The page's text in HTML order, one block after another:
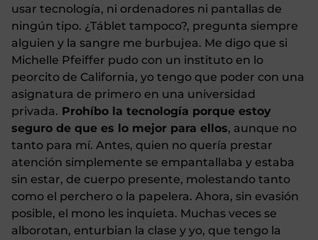
usar tecnología, ni ordenadores ni pantallas de
ningún tipo. ¿Táblet tampoco?, pregunta siempre
alguien y la sangre me burbujea. Me digo que si
Michelle Pfeiffer pudo con un instituto en lo
peorcito de California, yo tengo que poder con una
asignatura de primero en una universidad
privada. Prohíbo la tecnología porque estoy
seguro de que es lo mejor para ellos, aunque no
tanto para mí. Antes, quien no quería prestar
atención simplemente se empantallaba y estaba
sin estar, de cuerpo presente, molestando tanto
como el perchero o la papelera. Ahora, sin evasión
posible, el mono les inquieta. Muchas veces se
alborotan, enturbian la clase y yo, que tengo la